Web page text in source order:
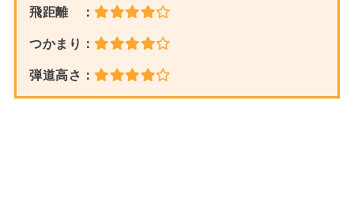
飛距離 ：
つかまり：
弾道高さ：